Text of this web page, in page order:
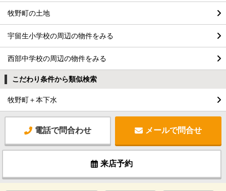
牧野町の土地
宇留生小学校の周辺の物件をみる
西部中学校の周辺の物件をみる
こだわり条件から類似検索
牧野町＋本下水
電話で問合わせ メールで問合せ
来店予約